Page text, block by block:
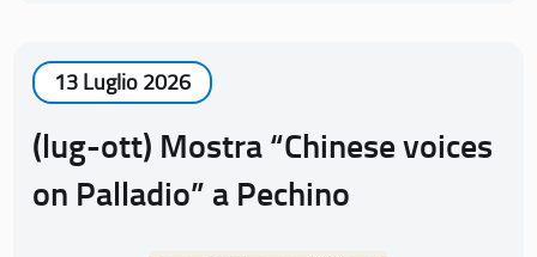
13 Luglio 2026
(lug-ott) Mostra “Chinese voices
on Palladio” a Pechino